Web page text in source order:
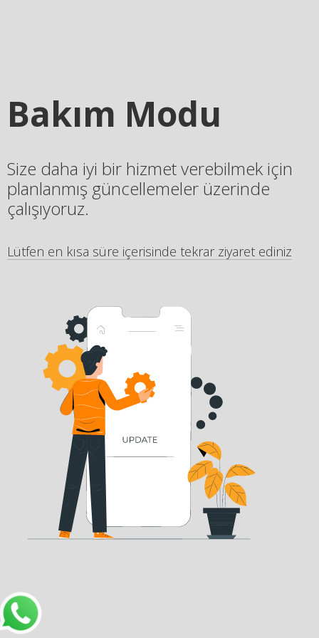
Bakım Modu
Size daha iyi bir hizmet verebilmek için
planlanmış güncellemeler üzerinde
çalışıyoruz.
Lütfen en kısa süre içerisinde tekrar ziyaret ediniz